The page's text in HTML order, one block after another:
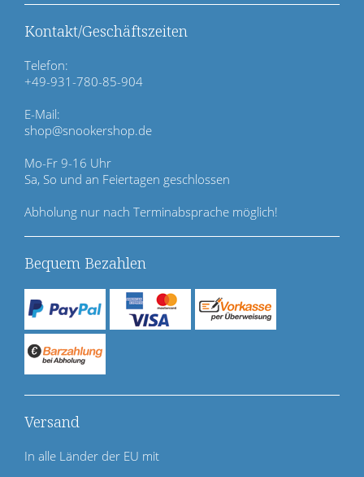
n
ü
b
e
r
p
r
i
n
g
e
n
Kontakt/Geschäftszeiten
Telefon:
+49-931-780-85-904
E-Mail:
shop@snookershop.de
Mo-Fr 9-16 Uhr
Sa, So und an Feiertagen geschlossen
Abholung nur nach Terminabsprache möglich!
Bequem Bezahlen
Versand
In alle Länder der EU mit